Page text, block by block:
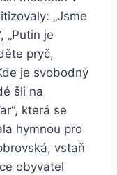
„Jsme
„Putin je
pryč,
je svobodný
šli na
která se
hymnou pro
vstaň
obyvatel